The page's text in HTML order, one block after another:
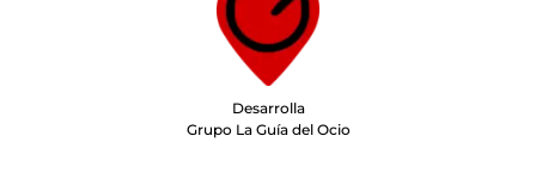
Desarrolla
Grupo La Guía del Ocio